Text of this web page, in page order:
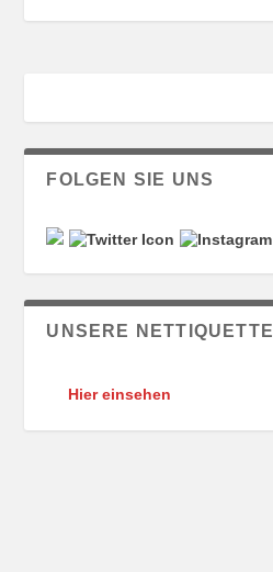
FOLGEN SIE UNS
UNSERE NETTIQUETTE
Hier einsehen